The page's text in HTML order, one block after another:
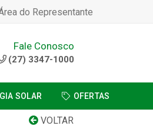
do Representante
Fale Conosco
(27) 3347-1000
SOLAR OFERTAS
VOLTAR